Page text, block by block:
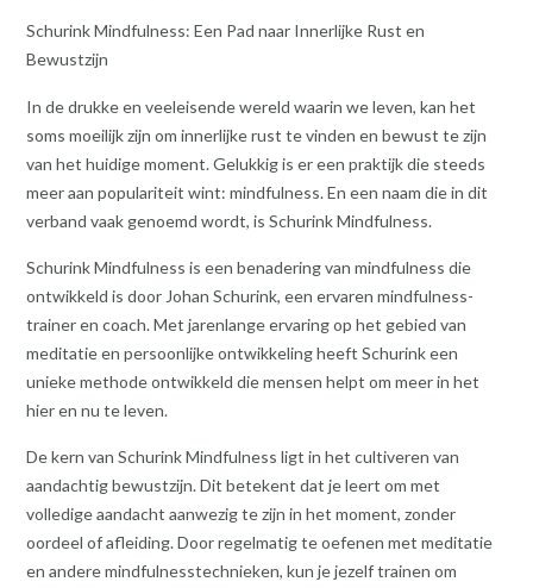
Schurink Mindfulness: Een Pad naar Innerlijke Rust en
Bewustzijn
In de drukke en veeleisende wereld waarin we leven, kan het
soms moeilijk zijn om innerlijke rust te vinden en bewust te zijn
van het huidige moment. Gelukkig is er een praktijk die steeds
meer aan populariteit wint: mindfulness. En een naam die in dit
verband vaak genoemd wordt, is Schurink Mindfulness.
Schurink Mindfulness is een benadering van mindfulness die
ontwikkeld is door Johan Schurink, een ervaren mindfulness-
trainer en coach. Met jarenlange ervaring op het gebied van
meditatie en persoonlijke ontwikkeling heeft Schurink een
unieke methode ontwikkeld die mensen helpt om meer in het
hier en nu te leven.
De kern van Schurink Mindfulness ligt in het cultiveren van
aandachtig bewustzijn. Dit betekent dat je leert om met
volledige aandacht aanwezig te zijn in het moment, zonder
oordeel of afleiding. Door regelmatig te oefenen met meditatie
en andere mindfulnesstechnieken, kun je jezelf trainen om